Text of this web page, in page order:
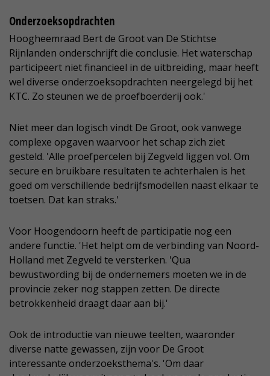
Onderzoeksopdrachten
Hoogheemraad Bert de Groot van De Stichtse
Rijnlanden onderschrijft die conclusie. Het waterschap
participeert niet financieel in de uitbreiding, maar heeft
wel diverse onderzoeksopdrachten neergelegd bij het
KTC. Zo steunen we de proefboerderij ook.'
Niet meer dan logisch vindt De Groot, ook vanwege
complexe opgaven waarvoor het schap zich ziet
gesteld. 'Alle proefpercelen bij Zegveld liggen vol. Om
secure en bruikbare resultaten te achterhalen is het
goed om verschillende bedrijfsmodellen naast elkaar te
toetsen. Dat kan straks.'
Voor Hoogendoorn heeft de participatie nog een
andere functie. 'Het helpt om de verbinding van Noord-
Holland met Zegveld te versterken. 'Qua
bewustwording bij de ondernemers moeten we in de
provincie zeker nog stappen zetten. De directe
betrokkenheid draagt daar aan bij.'
Ook de introductie van nieuwe teelten, waaronder
diverse natte gewassen, zijn voor De Groot
interessante onderzoeksthema's. 'Om daar